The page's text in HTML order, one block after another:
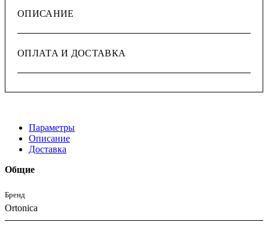
ОПИСАНИЕ
ОПЛАТА И ДОСТАВКА
Параметры
Описание
Доставка
Общие
Бренд
Ortonica